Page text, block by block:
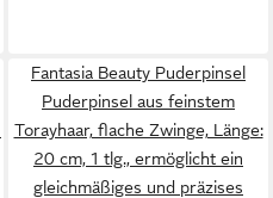
Fantasia Beauty Puderpinsel
Puderpinsel aus feinstem
Torayhaar, flache Zwinge, Länge:
20 cm, 1 tlg., ermöglicht ein
gleichmäßiges und präzises